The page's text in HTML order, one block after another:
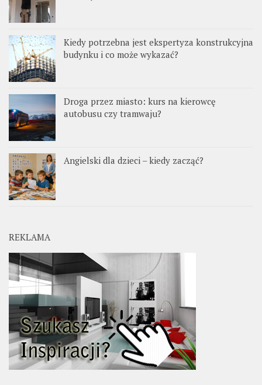
Kiedy potrzebna jest ekspertyza konstrukcyjna
budynku i co może wykazać?
Droga przez miasto: kurs na kierowcę
autobusu czy tramwaju?
Angielski dla dzieci – kiedy zacząć?
REKLAMA